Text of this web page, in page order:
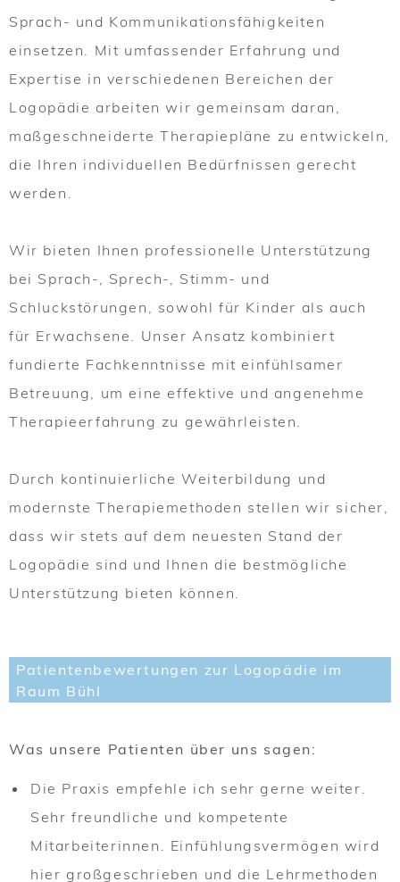
Sprach- und Kommunikationsfähigkeiten
einsetzen. Mit umfassender Erfahrung und
Expertise in verschiedenen Bereichen der
Logopädie arbeiten wir gemeinsam daran,
maßgeschneiderte Therapiepläne zu entwickeln,
die Ihren individuellen Bedürfnissen gerecht
werden.
Wir bieten Ihnen professionelle Unterstützung
bei Sprach-, Sprech-, Stimm- und
Schluckstörungen, sowohl für Kinder als auch
für Erwachsene. Unser Ansatz kombiniert
fundierte Fachkenntnisse mit einfühlsamer
Betreuung, um eine effektive und angenehme
Therapieerfahrung zu gewährleisten.
Durch kontinuierliche Weiterbildung und
modernste Therapiemethoden stellen wir sicher,
dass wir stets auf dem neuesten Stand der
Logopädie sind und Ihnen die bestmögliche
Unterstützung bieten können.
Patientenbewertungen zur Logopädie im
Raum Bühl
Was unsere Patienten über uns sagen:
Die Praxis empfehle ich sehr gerne weiter.
Sehr freundliche und kompetente
Mitarbeiterinnen. Einfühlungsvermögen wird
hier großgeschrieben und die Lehrmethoden